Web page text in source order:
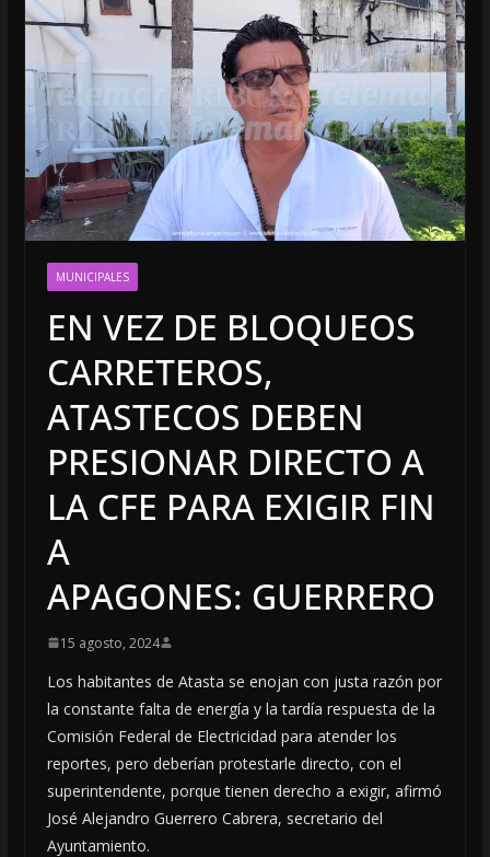
MUNICIPALES
EN VEZ DE BLOQUEOS
CARRETEROS,
ATASTECOS DEBEN
PRESIONAR DIRECTO A
LA CFE PARA EXIGIR FIN
A
APAGONES: GUERRERO
15 agosto, 2024
Los habitantes de Atasta se enojan con justa razón por
la constante falta de energía y la tardía respuesta de la
Comisión Federal de Electricidad para atender los
reportes, pero deberían protestarle directo, con el
superintendente, porque tienen derecho a exigir, afirmó
José Alejandro Guerrero Cabrera, secretario del
Ayuntamiento.